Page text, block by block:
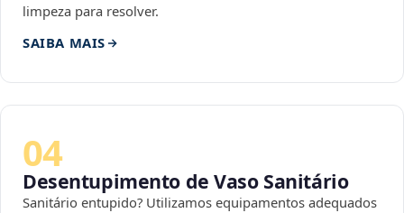
limpeza para resolver.
SAIBA MAIS
04
Desentupimento de Vaso Sanitário
Sanitário entupido? Utilizamos equipamentos adequados